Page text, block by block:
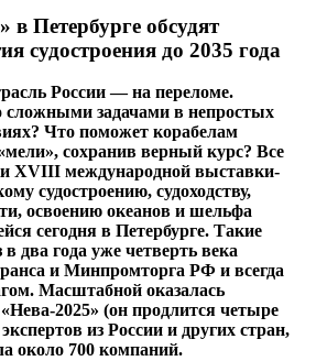
Петербурге обсудят
судостроения до 2035 года
России — на переломе.
сложными задачами в непростых
Что поможет корабелам
сохранив верный курс? Все
XVIII международной выставки-
судостроению, судоходству,
освоению океанов и шельфа
сегодня в Петербурге. Такие
в два года уже четверть века
и Минпромторга РФ и всегда
Масштабной оказалась
2025» (он продлится четыре
из России и других стран,
около 700 компаний.